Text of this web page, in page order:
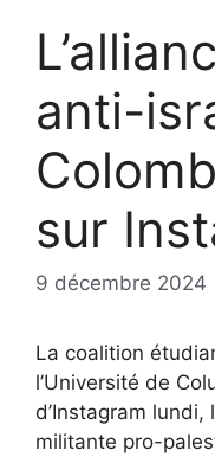
anti-
sur
9 décembre 2024
La coalition
l’Université de
d’Instagram
militante pro-